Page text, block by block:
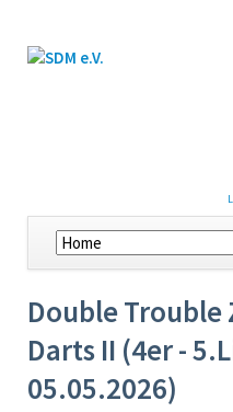
Double Trouble
Darts II (4er -
05.05.2026)